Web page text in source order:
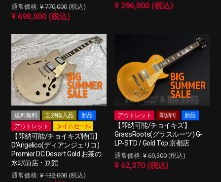
¥ 770,000 (税込)
¥ 698,000 (税込)
¥ 396,000 (税込)
送料無料 正規輸入品
新品
アウトレット
タイムセール
【即納可能/チョイキズ特価】
D'Angelico(ディアンジェリコ)
Premier DC Desert Gold お茶の
水駅前店・別館
¥ 132,000 (税込)
アウトレット 即納可 新品
【即納可能/チョイキズ】
GrassRoots(グラスルーツ) G-
LP-STD / Gold Top 京都店
¥ 69,300 (税込)
¥ 62,370 (税込)